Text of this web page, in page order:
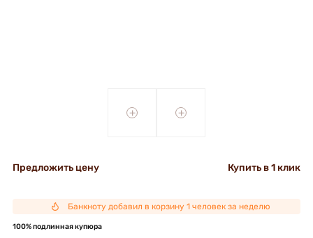
+ +
Предложить цену Купить в 1 клик
Банкноту добавил в корзину 1 человек за неделю
100% подлинная купюра